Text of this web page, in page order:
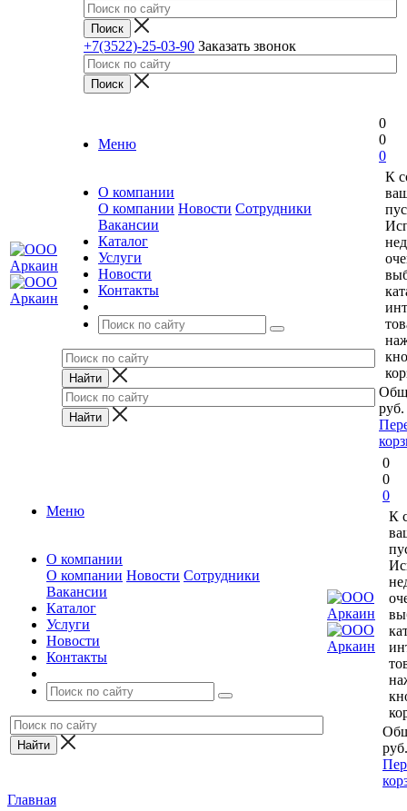
+7(3522)-25-03-90 Заказать звонок
Меню
О компании
О компании Новости Сотрудники
Вакансии
Каталог
Услуги
Новости
Контакты
0
0
0
К
руб.
Меню
О компании
О компании Новости Сотрудники
Вакансии
Каталог
Услуги
Новости
Контакты
0
0
0
К
руб.
Главная